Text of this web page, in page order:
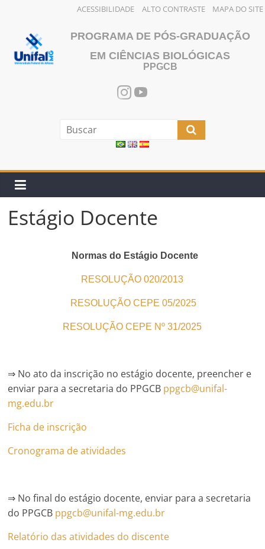
ACESSIBILIDADE ALTO CONTRASTE MAPA DO SITE
conteúdo
PROGRAMA DE PÓS-GRADUAÇÃO
EM CIÊNCIAS BIOLÓGICAS
PPGCB
Estágio Docente
Normas do Estágio Docente
RESOLUÇÃO 020/2013
RESOLUÇÃO CEPE 05/2025
RESOLUÇÃO CEPE Nº 31/2025
⇒ No ato da inscrição no estágio docente, preencher e
enviar para a secretaria do PPGCB ppgcb@unifal-
mg.edu.br
Ficha de inscrição
Cronograma de atividades
⇒ No final do estágio docente, enviar para a secretaria
do PPGCB ppgcb@unifal-mg.edu.br
Relatório das atividades do discente